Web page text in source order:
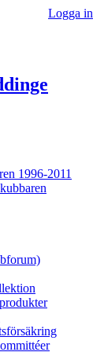
Logga in
1996-2011